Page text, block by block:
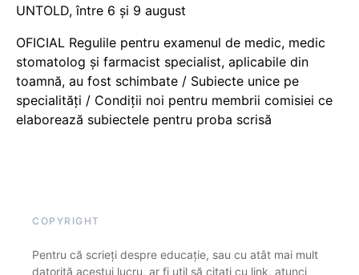
UNTOLD, între 6 și 9 august
OFICIAL Regulile pentru examenul de medic, medic
stomatolog și farmacist specialist, aplicabile din
toamnă, au fost schimbate / Subiecte unice pe
specialități / Condiții noi pentru membrii comisiei ce
elaborează subiectele pentru proba scrisă
COPYRIGHT
Pentru că scrieți despre educație, sau cu atât mai mult
datorită acestui lucru, ar fi util să citați cu link, atunci